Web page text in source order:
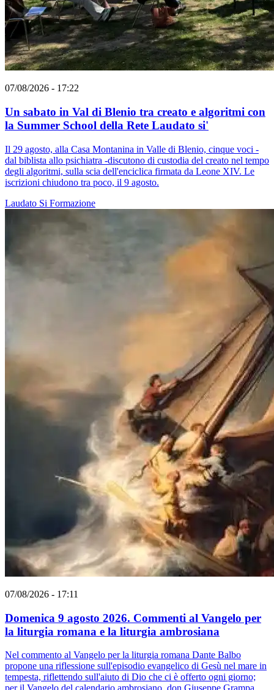
07/08/2026 - 17:22
Un sabato in Val di Blenio tra creato e algoritmi con
la Summer School della Rete Laudato si'
Il 29 agosto, alla Casa Montanina in Valle di Blenio, cinque voci -
dal biblista allo psichiatra -discutono di custodia del creato nel tempo
degli algoritmi, sulla scia dell'enciclica firmata da Leone XIV. Le
iscrizioni chiudono tra poco, il 9 agosto.
Laudato Si Formazione
07/08/2026 - 17:11
Domenica 9 agosto 2026. Commenti al Vangelo per
la liturgia romana e la liturgia ambrosiana
Nel commento al Vangelo per la liturgia romana Dante Balbo
propone una riflessione sull'episodio evangelico di Gesù nel mare in
tempesta, riflettendo sull'aiuto di Dio che ci è offerto ogni giorno;